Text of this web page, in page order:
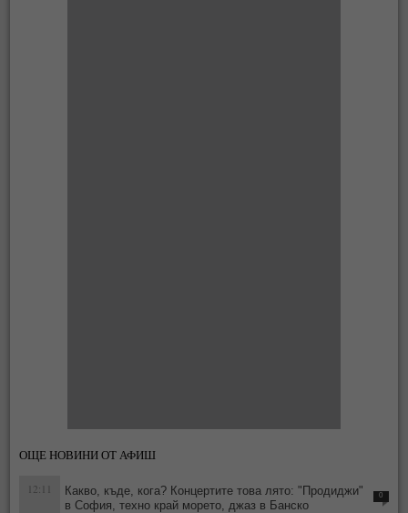
ОЩЕ НОВИНИ ОТ АФИШ
12:11
Какво, къде, кога? Концертите това лято: "Продиджи"
в София, техно край морето, джаз в Банско
0